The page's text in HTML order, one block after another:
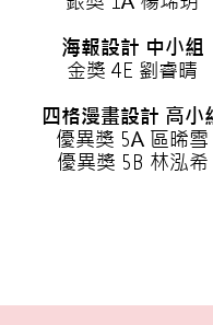
海報設計 中小組
金獎 4E 劉睿晴
四格漫畫設計 高小
優異獎 5A 區晞雪
優異獎 5B 林泓希